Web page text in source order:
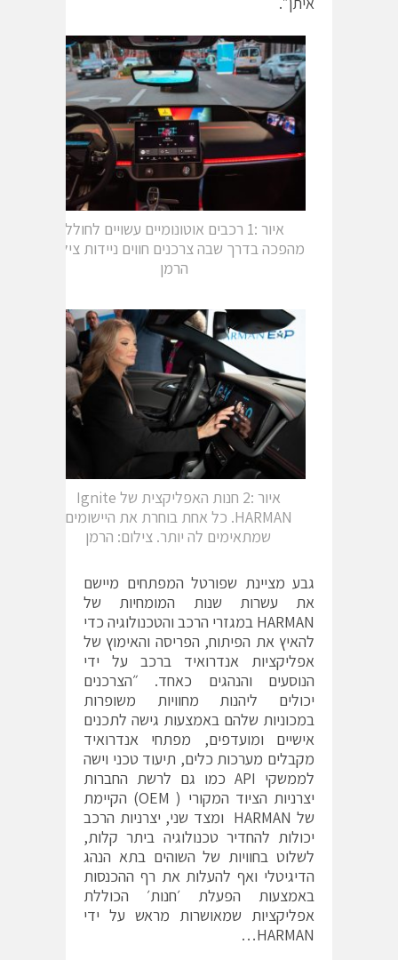
איור :1 רכבים אוטונומיים עשויים לחולל
מהפכה בדרך שבה צרכנים חווים ניידות צילום:
הרמן
איור :2 חנות האפליקצית של Ignite
HARMAN. כל אחת בוחרת את היישומים
שמתאימים לה יותר. צילום: הרמן
גבע מציינת שפורטל המפתחים מיישם
את עשרות שנות המומחיות של
HARMAN במגזרי הרכב והטכנולוגיה כדי
להאיץ את הפיתוח, הפריסה והאימוץ של
אפליקציות אנדרואיד ברכב על ידי
הנוסעים והנהגים כאחד. ״הצרכנים
יכולים ליהנות מחוויות משופרות
במכוניות שלהם באמצעות גישה לתכנים
אישיים ומועדפים, מפתחי אנדרואיד
מקבלים מערכות כלים, תיעוד טכני וישה
לממשקי API כמו גם לרשת החברות
יצרניות הציוד המקורי ( OEM) הקיימת
של HARMAN ומצד שני, יצרניות הרכב
יכולות להחדיר טכנולוגיה ביתר קלות,
לשלוט בחוויות של השוהים בתא הנהג
הדיגיטלי ואף להעלות את רף ההכנסות
באמצעות הפעלת ׳חנות׳ הכוללת
אפליקציות שמאושרות מראש על ידי
HARMAN…